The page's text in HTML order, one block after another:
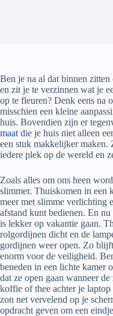
Ben je na al dat binnen
en zit je te verzinnen wat je
op te fleuren? Denk eens na
misschien een kleine
huis. Bovendien zijn er
maat die je huis niet alleen
een stuk makkelijker maken.
iedere plek op de wereld en
Zoals alles om ons heen
slimmer. Thuiskomen in een
meer met slimme verlichting
afstand kunt bedienen. En
is lekker op vakantie gaan.
rolgordijnen dicht en de
gordijnen weer open. Zo
enorm voor de veiligheid.
beneden in een lichte kamer
dat ze open gaan wanneer
koffie of thee achter je
zon net vervelend op je
opdracht geven om een